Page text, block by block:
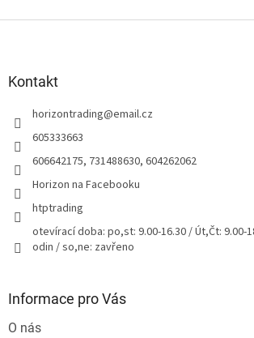
Kontakt
horizontrading@email.cz
605333663
606642175, 731488630, 604262062
Horizon na Facebooku
htptrading
otevírací doba: po,st: 9.00-16.30 / Út,Čt: 9.00-
odin / so,ne: zavřeno
Informace pro Vás
O nás